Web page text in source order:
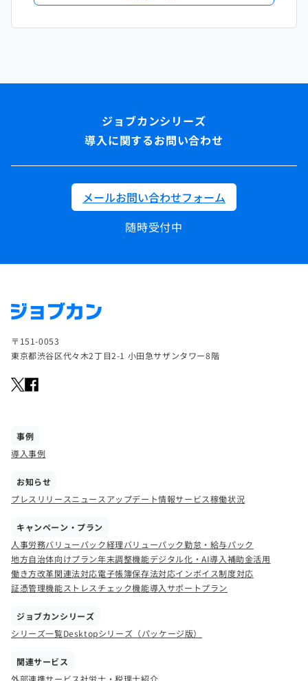
導入に関するお問い合わせ
メールお問い合わせフォーム
随時受付中
〒151-0053
東京都渋谷区代々木2丁目2-1 小田急サザンタワー8階
事例
導入事例
お知らせ
プレスリリースニュース アップデート情報サービス稼働状況
キャンペーン・プラン
人事労務バリューパック経理バリューパック勤怠・給与パック
地方自治体向けプラン年末調整機能デジタル化・AI導入補助金活用
働き方改革関連法対応電子帳簿保存法対応インボイス制度対応
証憑管理機能ストレスチェック機能導入サポートプラン
ジョブカンシリーズ
シリーズ一覧Desktopシリーズ（パッケージ版）
関連サービス
外部連携サービス社労士・税理士紹介